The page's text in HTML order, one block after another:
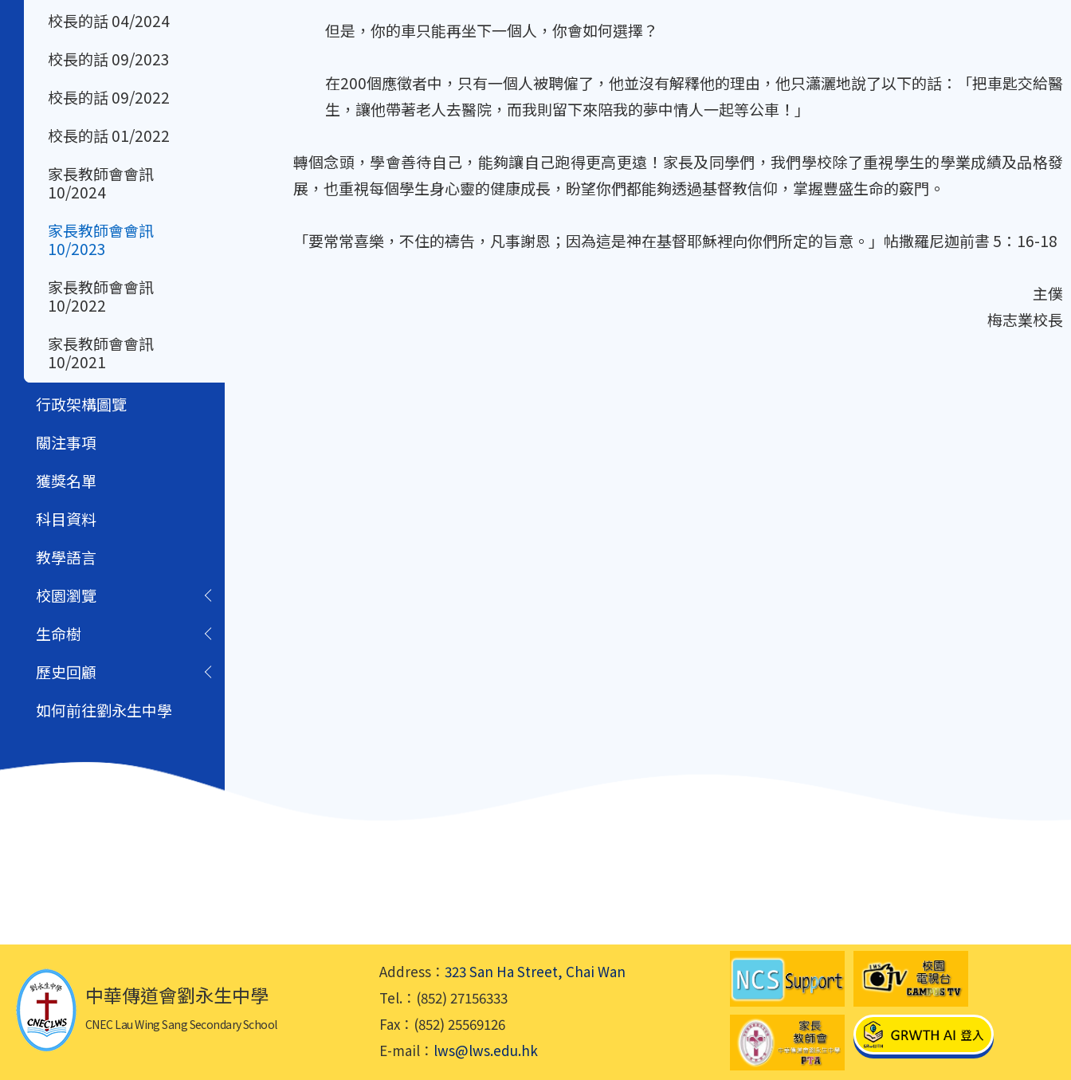
但是，你的車只能再坐下一個人，你會如何選擇？
在200個應徵者中，只有一個人被聘僱了，他並沒有解釋他的理由，他只瀟灑地說了以下的話：「把車匙交給醫
生，讓他帶著老人去醫院，而我則留下來陪我的夢中情人一起等公車！」
轉個念頭，學會善待自己，能夠讓自己跑得更高更遠！家長及同學們，我們學校除了重視學生的學業成績及品格發
展，也重視每個學生身心靈的健康成長，盼望你們都能夠透過基督教信仰，掌握豐盛生命的竅門。
「要常常喜樂，不住的禱告，凡事謝恩；因為這是神在基督耶穌裡向你們所定的旨意。」帖撒羅尼迦前書 5：16-18
主僕
梅志業校長
校長的話 04/2024
校長的話 09/2023
校長的話 09/2022
校長的話 01/2022
家長教師會會訊
10/2024
家長教師會會訊
10/2023
家長教師會會訊
10/2022
家長教師會會訊
10/2021
行政架構圖覽
關注事項
獲獎名單
科目資料
教學語言
校園瀏覽
生命樹
歷史回顧
如何前往劉永生中學
中華傳道會劉永生中學
CNEC Lau Wing Sang Secondary School
Address： 323 San Ha Street, Chai Wan
Tel.：(852) 27156333
Fax：(852) 25569126
E-mail： lws@lws.edu.hk